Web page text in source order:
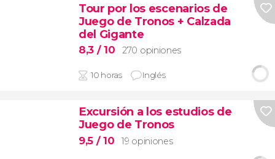
Tour por los escenarios de
Juego de Tronos + Calzada
del Gigante
8,3 / 10 270 opiniones
10 horas Inglés
Excursión a los estudios de
Juego de Tronos
9,5 / 10 19 opiniones